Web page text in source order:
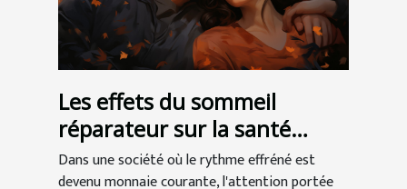
Les effets du sommeil
réparateur sur la santé
globale
Dans une société où le rythme effréné est
devenu monnaie courante, l'attention portée